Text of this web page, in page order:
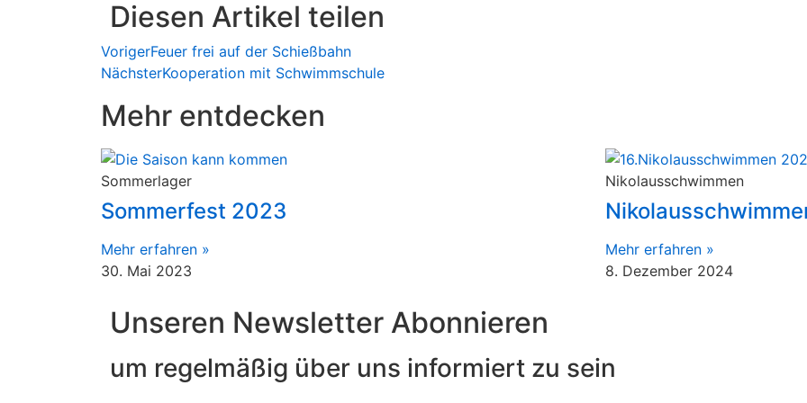
Diesen Artikel teilen
VorigerFeuer frei auf der Schießbahn
NächsterKooperation mit Schwimmschule
Mehr entdecken
Sommerlager
Sommerfest 2023
Mehr erfahren »
30. Mai 2023
Nikolausschwimmen
Mehr erfahren »
8. Dezember 2024
Unseren Newsletter Abonnieren
um regelmäßig über uns informiert zu sein